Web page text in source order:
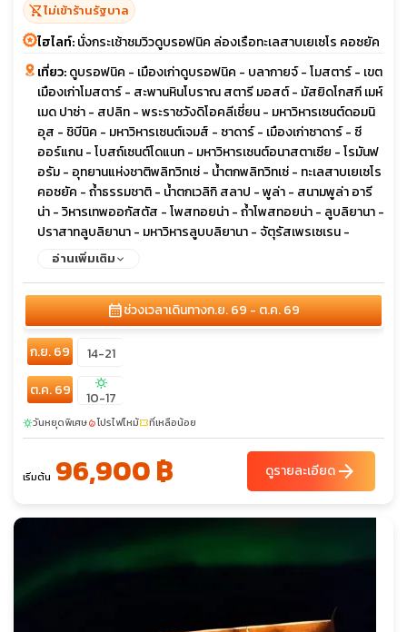
shopping_cart_offไม่เข้าร้านรัฐบาล
ไฮไลท์:นั่งกระเช้าชมวิวดูบรอฟนิค ล่องเรือทะเลสาบเยเซโร คอซยัค
เที่ยว:ดูบรอฟนิค - เมืองเก่าดูบรอฟนิค - บลากายจ์ - โมสตาร์ - เขต
เมืองเก่าโมสตาร์ - สะพานหินโบราณ สตารี มอสต์ - มัสยิดโกสกี เมห์
เมด ปาซ่า - สปลิท - พระราชวังดิโอคลีเชี่ยน - มหาวิหารเซนต์ดอมนิ
อุส - ชิบีนิค - มหาวิหารเซนต์เจมส์ - ซาดาร์ - เมืองเก่าซาดาร์ - ซี
ออร์แกน - โบสถ์เซนต์โดแนท - มหาวิหารเซนต์อนาสตาเซีย - โรมันฟ
อรัม - อุทยานแห่งชาติพลิทวิทเซ่ - น้ำตกพลิทวิทเซ่ - ทะเลสาบเยเซโร
คอซยัค - ถ้ำธรรมชาติ - น้ำตกเวลิกิ สลาป - พูล่า - สนามพูล่า อารี
น่า - วิหารเทพออกัสตัส - โพสทอยน่า - ถ้ำโพสทอยน่า - ลูบลิยานา -
ปราสาทลูบลิยานา - มหาวิหารลูบบลิยานา - จัตุรัสเพรเซเรน -
สะพานมังกร - ซาเกร็บ - เมืองเก่าของกรุงซาเกร็บ - จัตุรัสบาน เยลา
- หอคอย Lotrscak - โรงละครแห่งชาติโครเอเชีย - โบสถ์เซนต์แคท
เธอรีน
อ่านเพิ่มเติม
calendar_monthช่วงเวลาเดินทางก.ย. 69 - ต.ค. 69
ก.ย. 69
14-21
ต.ค. 69
sunny
10-17
sunnyวันหยุดพิเศษlocal_fire_departmentโปรไฟไหม้confirmation_numberที่เหลือน้อย
เริ่มต้น 96,900 ฿ ดูรายละเอียดarrow_forward